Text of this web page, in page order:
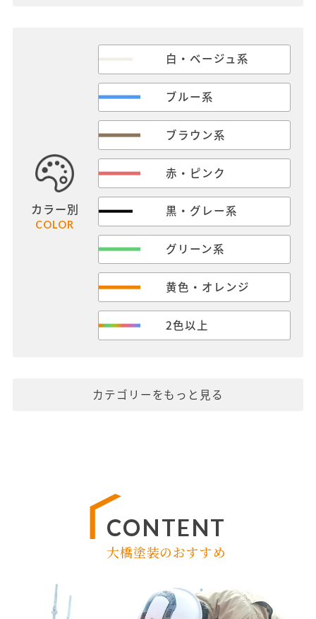
カラー別
COLOR
白・ベージュ系
ブルー系
ブラウン系
赤・ピンク
黒・グレー系
グリーン系
黄色・オレンジ
2色以上
カテゴリーをもっと見る
CONTENT
大橋塗装のおすすめ